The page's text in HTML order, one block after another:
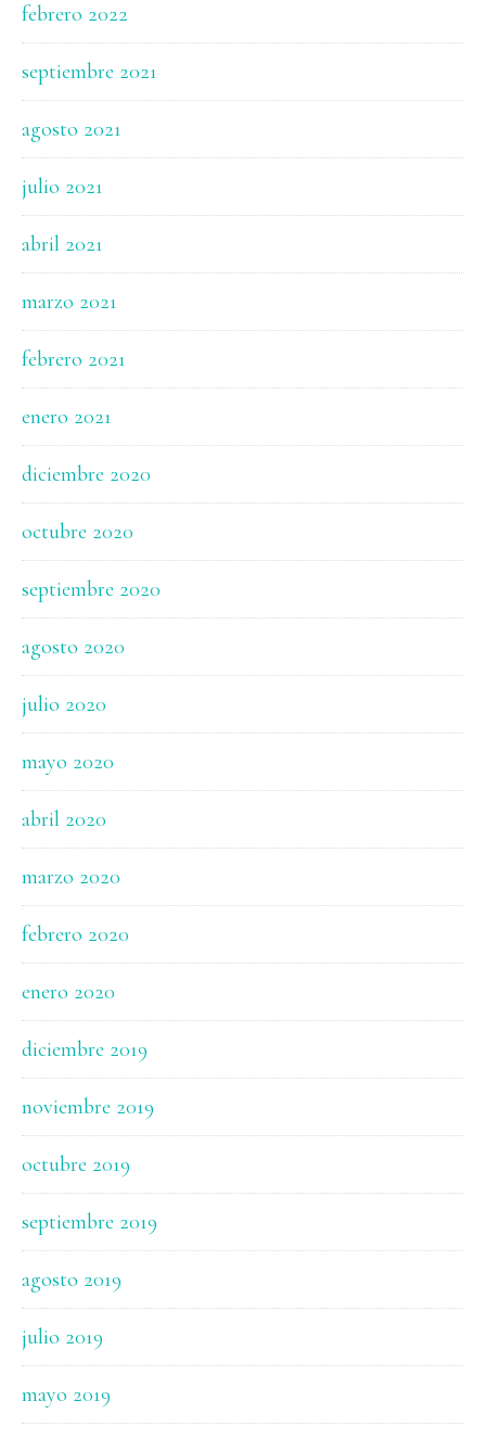
febrero 2022
septiembre 2021
agosto 2021
julio 2021
abril 2021
marzo 2021
febrero 2021
enero 2021
diciembre 2020
octubre 2020
septiembre 2020
agosto 2020
julio 2020
mayo 2020
abril 2020
marzo 2020
febrero 2020
enero 2020
diciembre 2019
noviembre 2019
octubre 2019
septiembre 2019
agosto 2019
julio 2019
mayo 2019